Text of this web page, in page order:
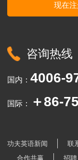
咨询热线
国内： 4006-
国际： ＋86-
功夫英语新闻 联
合作共赢
招聘